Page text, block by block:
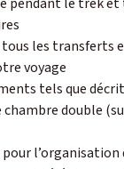
les transferts
voyage
tels que
chambre double
l’organisation